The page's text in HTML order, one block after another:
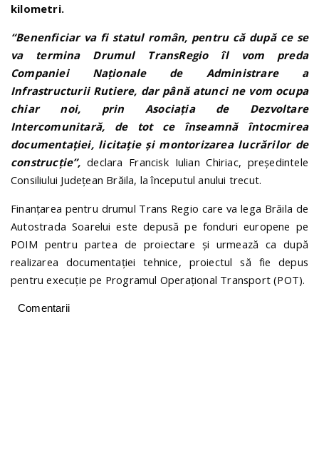
kilometri.
“Benenficiar va fi statul român, pentru că după ce se
va termina Drumul TransRegio îl vom preda
Companiei Naționale de Administrare a
Infrastructurii Rutiere, dar până atunci ne vom ocupa
chiar noi, prin Asociația de Dezvoltare
Intercomunitară, de tot ce înseamnă întocmirea
documentației, licitație și montorizarea lucrărilor de
construcție”, declara Francisk Iulian Chiriac, președintele
Consiliului Județean Brăila, la începutul anului trecut.
Finanțarea pentru drumul Trans Regio care va lega Brăila de
Autostrada Soarelui este depusă pe fonduri europene pe
POIM pentru partea de proiectare și urmează ca după
realizarea documentației tehnice, proiectul să fie depus
pentru execuție pe Programul Operațional Transport (POT).
Comentarii